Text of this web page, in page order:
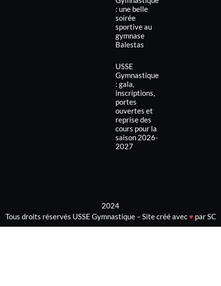
: une belle
soirée
sportive au
gymnase
Balestas
USSE
Gymnastique
: gala,
inscriptions,
portes
ouvertes et
reprise des
cours pour la
saison 2026-
2027
2024
Tous droits réservés USSE Gymnastique – Site créé avec♥ par SC